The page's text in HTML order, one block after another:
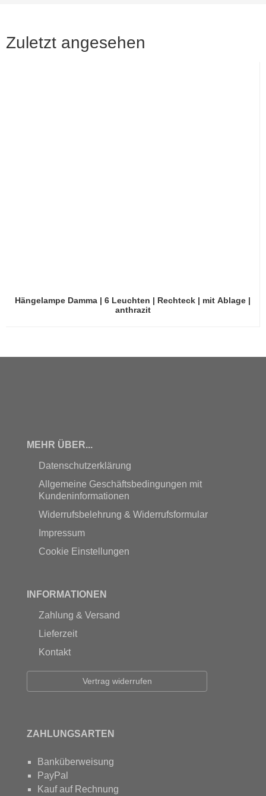
Zuletzt angesehen
Hängelampe Damma | 6 Leuchten | Rechteck | mit Ablage |
anthrazit
MEHR ÜBER...
Datenschutzerklärung
Allgemeine Geschäftsbedingungen mit
Kundeninformationen
Widerrufsbelehrung & Widerrufsformular
Impressum
Cookie Einstellungen
INFORMATIONEN
Zahlung & Versand
Lieferzeit
Kontakt
Vertrag widerrufen
ZAHLUNGSARTEN
Banküberweisung
PayPal
Kauf auf Rechnung